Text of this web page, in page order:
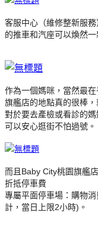
客服中心（維修整新服
的推車和汽座可以煥然
作為一個媽咪，當然最
旗艦店的地點真的很棒
對於要去產檢或看診的
可以安心逛街不怕過號。
而且Baby City桃園旗艦
折抵停車費
專屬平面停車場：購物
計，當日上限2小時)。